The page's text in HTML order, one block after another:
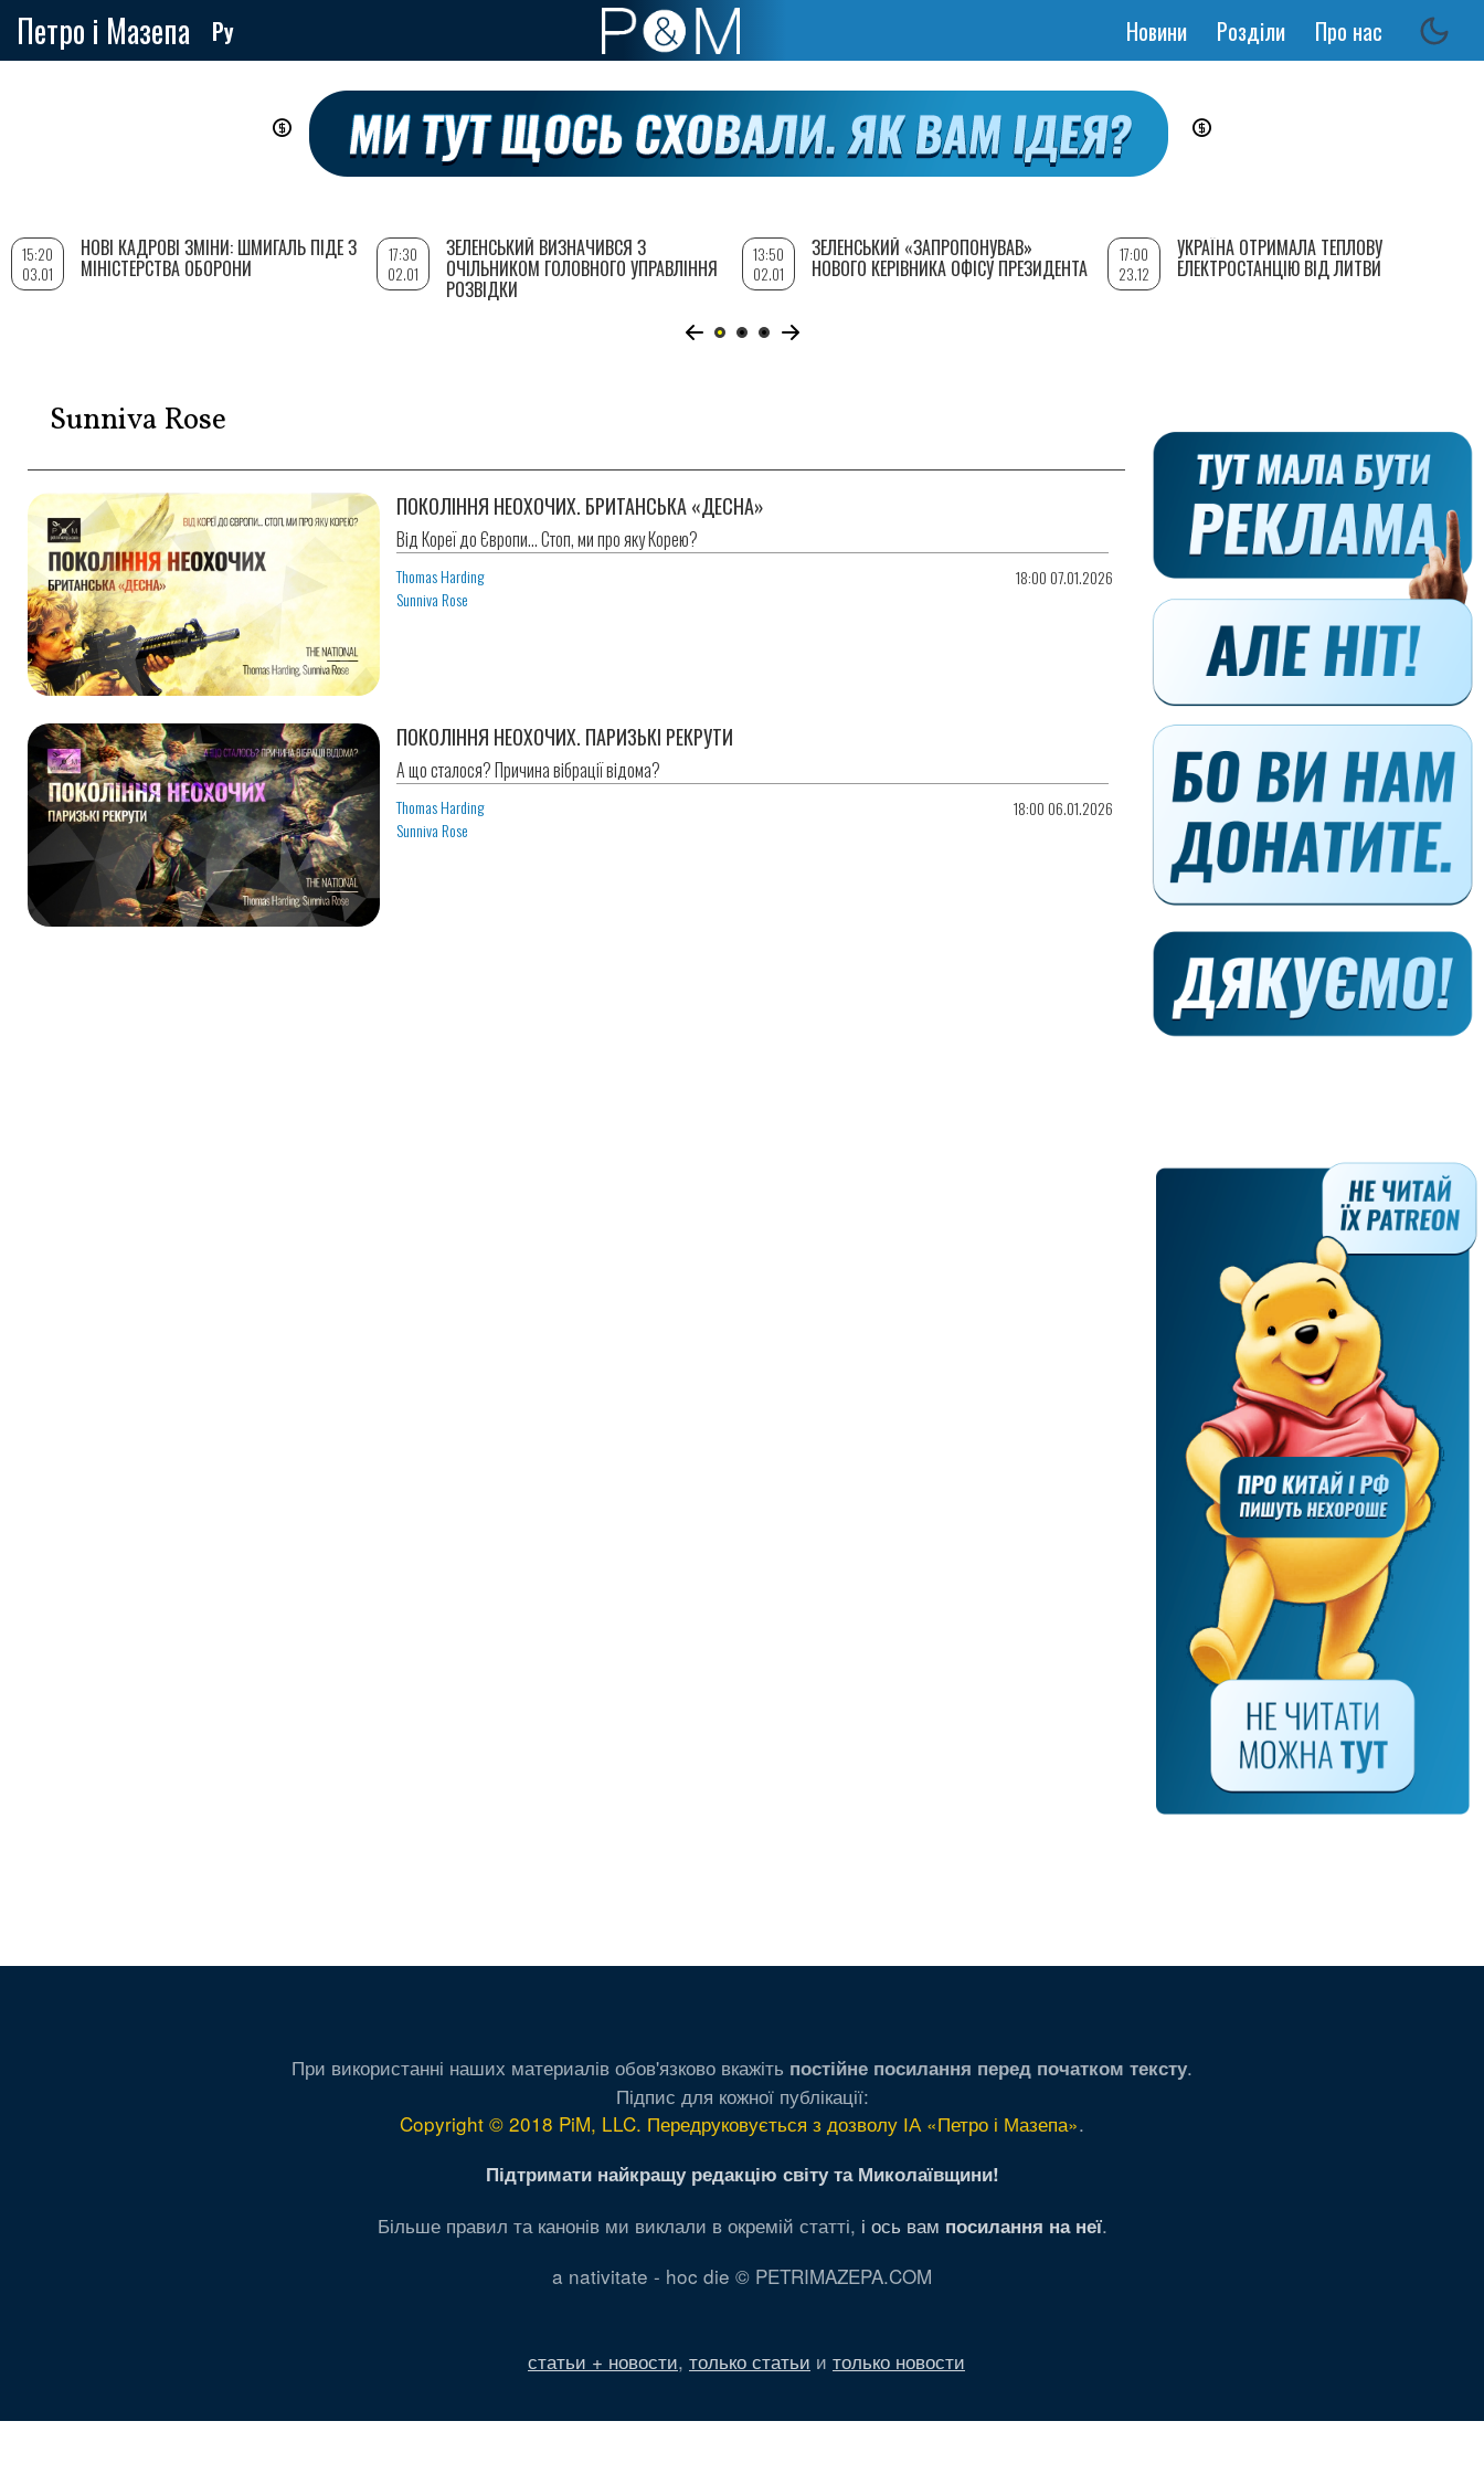
Петро і Мазепа Ру
Основная
Новини Розділи Про нас
Sunniva Rose
ПОКОЛІННЯ НЕОХОЧИХ. БРИТАНСЬКА «ДЕСНА»
Від Кореї до Європи… Стоп, ми про яку Корею?
Thomas Harding
Sunniva Rose
18:00 07.01.2026
ПОКОЛІННЯ НЕОХОЧИХ. ПАРИЗЬКІ РЕКРУТИ
А що сталося? Причина вібрації відома?
Thomas Harding
Sunniva Rose
18:00 06.01.2026
15:20
03.01
НОВІ КАДРОВІ ЗМІНИ: ШМИГАЛЬ ПІДЕ З
МІНІСТЕРСТВА ОБОРОНИ
17:30
02.01
ЗЕЛЕНСЬКИЙ ВИЗНАЧИВСЯ З
ОЧІЛЬНИКОМ ГОЛОВНОГО УПРАВЛІННЯ
РОЗВІДКИ
13:50
02.01
ЗЕЛЕНСЬКИЙ «ЗАПРОПОНУВАВ»
НОВОГО КЕРІВНИКА ОФІСУ ПРЕЗИДЕНТА
17:00
23.12
УКРАЇНА ОТРИМАЛА ТЕПЛОВУ
ЕЛЕКТРОСТАНЦІЮ ВІД ЛИТВИ
При використанні наших материалів обов'язково вкажіть постійне посилання перед початком тексту.
Підпис для кожної публікації:
Copyright © 2018 PiM, LLC. Передруковується з дозволу ІА «Петро і Мазепа».
Підтримати найкращу редакцію світу та Миколаївщини!
Більше правил та канонів ми виклали в окремій статті, і ось вам посилання на неї.
a nativitate - hoc die © PETRIMAZEPA.COM
статьи + новости, только статьи и только новости